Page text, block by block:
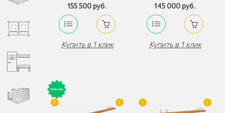
155 500 руб.
Купить в 1 клик
145 000 руб.
Купить в 1 клик